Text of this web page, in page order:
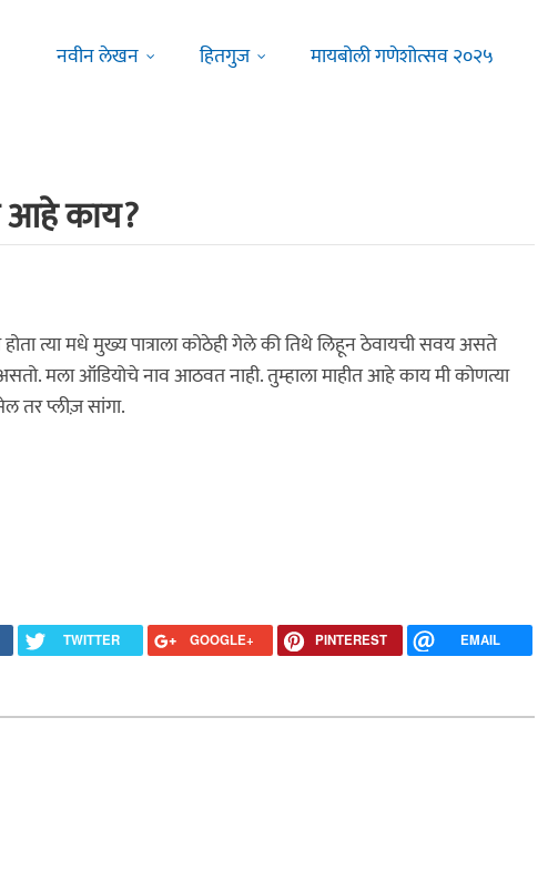
नवीन लेखन
हितगुज मायबोली गणेशोत्सव २०२५
आहे काय?
त्या मधे मुख्य पात्राला कोठेही गेले की तिथे लिहून ठेवायची सवय असते
मला ऑडियोचे नाव आठवत नाही. तुम्हाला माहीत आहे काय मी कोणत्या
तर प्लीज़ सांगा.
TWITTER GOOGLE+ PINTEREST EMAIL